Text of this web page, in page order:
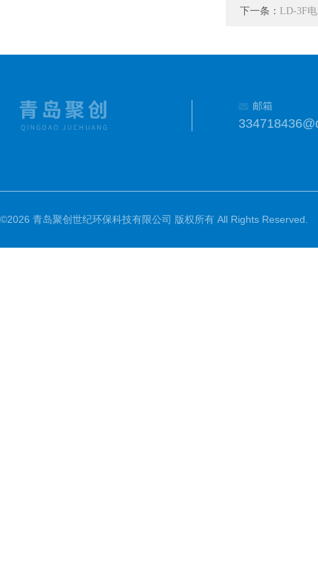
下一条： LD-3F
邮箱
©2026 青岛聚创世纪环保科技有限公司 版权所有 All Rights Reserved.